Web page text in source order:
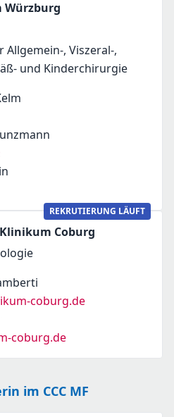
, Viszeral-,
und Kinderchirurgie
REKRUTIERUNG LÄUFT
Coburg
coburg.de
coburg.de
im CCC MF